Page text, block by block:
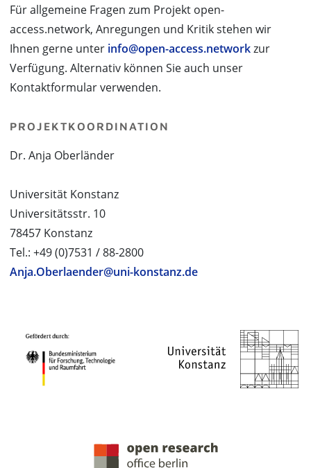
Für allgemeine Fragen zum Projekt open-
access.network, Anregungen und Kritik stehen wir
Ihnen gerne unter info@open-access.networkzur
Verfügung. Alternativ können Sie auch unser
Kontaktformular verwenden.
PROJEKTKOORDINATION
Dr. Anja Oberländer
Universität Konstanz
Universitätsstr. 10
78457 Konstanz
Tel.: +49 (0)7531 / 88-2800
Anja.Oberlaender@uni-konstanz.de